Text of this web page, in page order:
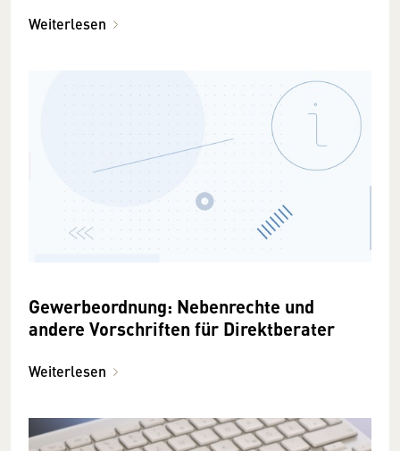
Weiterlesen
Gewerbeordnung: Nebenrechte und
andere Vorschriften für Direktberater
Weiterlesen